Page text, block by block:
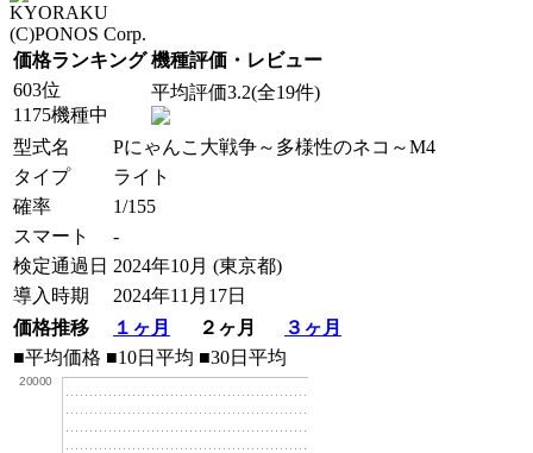
KYORAKU
(C)PONOS Corp.
価格ランキング 機種評価・レビュー
603位
1175機種中
平均評価3.2(全19件)
型式名
Pにゃんこ大戦争～多様性のネコ～M4
タイプ
ライト
確率
1/155
スマート
-
検定通過日 2024年10月 (東京都)
導入時期
2024年11月17日
価格推移
１ヶ月 ２ヶ月
３ヶ月
■平均価格 ■10日平均 ■30日平均
20000